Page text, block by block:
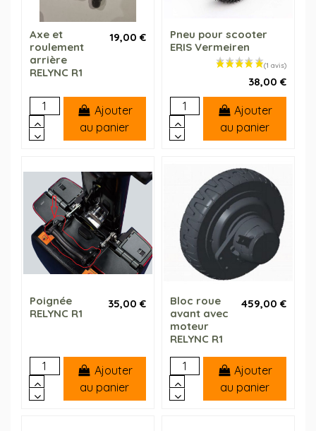
Axe et
roulement
arrière
RELYNC R1
19,00 €
Ajouter
au panier
Pneu pour scooter
ERIS Vermeiren
38,00 €
Ajouter
au panier
Poignée
RELYNC R1
35,00 €
Ajouter
au panier
Bloc roue
avant avec
moteur
RELYNC R1
459,00 €
Ajouter
au panier